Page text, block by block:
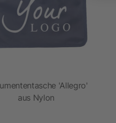
'Allegro'
aus Nylon